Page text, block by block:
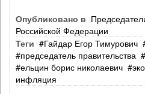
Опубликовано в
Российской Федерации
Теги
Гайдар Егор Тимурович
председатель правительства
ельцин борис николаевич
инфляция